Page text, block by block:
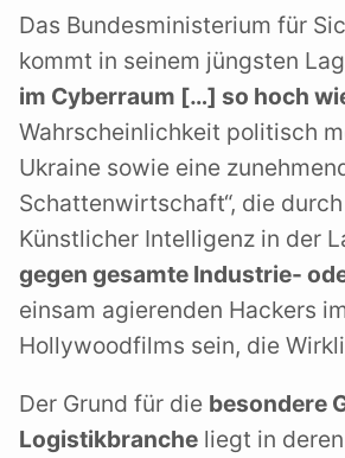
Das Bundesministerium für
kommt in seinem jüngsten
im Cyberraum […] so hoch
Wahrscheinlichkeit politisch
Ukraine sowie eine
Schattenwirtschaft“, die
Künstlicher Intelligenz in der
gegen gesamte Industrie-
einsam agierenden Hackers
Hollywoodfilms sein, die
Der Grund für die besondere
Logistikbrancheliegt in deren